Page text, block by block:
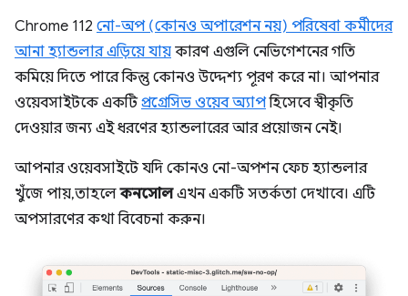
Chrome 112 নো-অপ (কোনও অপারেশন নয়) পরিষেবা কর্মীদের
আনা হ্যান্ডলার এড়িয়ে যায় কারণ এগুলি নেভিগেশনের গতি
কমিয়ে দিতে পারে কিন্তু কোনও উদ্দেশ্য পূরণ করে না। আপনার
ওয়েবসাইটকে একটিপ্রগ্রেসিভ ওয়েব অ্যাপহিসেবে স্বীকৃতি
দেওয়ার জন্য এই ধরণের হ্যান্ডলারের আর প্রয়োজন নেই।
আপনার ওয়েবসাইটে যদি কোনও নো-অপশন ফেচ হ্যান্ডলার
খুঁজে পায়, তাহলেকনসোলএখন একটি সতর্কতা দেখাবে। এটি
অপসারণের কথা বিবেচনা করুন।